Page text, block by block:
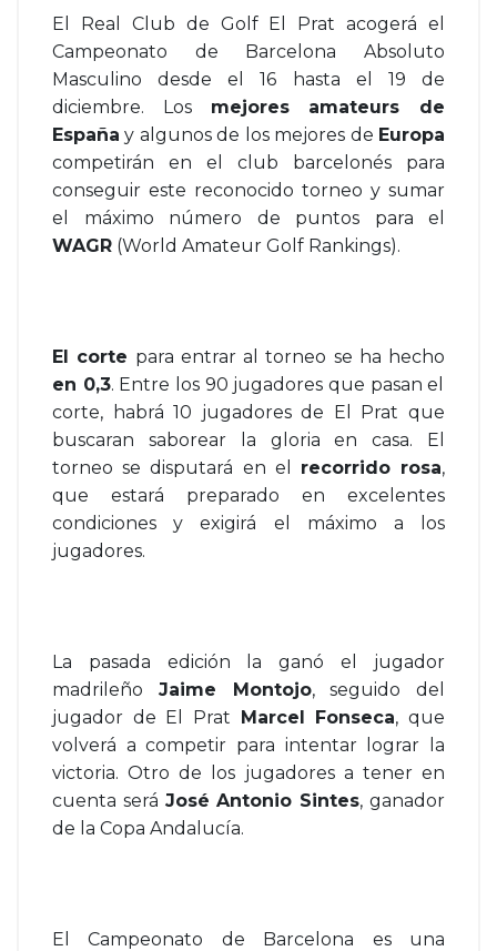
El Real Club de Golf El Prat acogerá el
Campeonato de Barcelona Absoluto
Masculino desde el 16 hasta el 19 de
diciembre. Los mejores amateurs de
España y algunos de los mejores de Europa
competirán en el club barcelonés para
conseguir este reconocido torneo y sumar
el máximo número de puntos para el
WAGR (World Amateur Golf Rankings).
El corte para entrar al torneo se ha hecho
en 0,3. Entre los 90 jugadores que pasan el
corte, habrá 10 jugadores de El Prat que
buscaran saborear la gloria en casa. El
torneo se disputará en el recorrido rosa,
que estará preparado en excelentes
condiciones y exigirá el máximo a los
jugadores.
La pasada edición la ganó el jugador
madrileño Jaime Montojo, seguido del
jugador de El Prat Marcel Fonseca, que
volverá a competir para intentar lograr la
victoria. Otro de los jugadores a tener en
cuenta será José Antonio Sintes, ganador
de la Copa Andalucía.
El Campeonato de Barcelona es una